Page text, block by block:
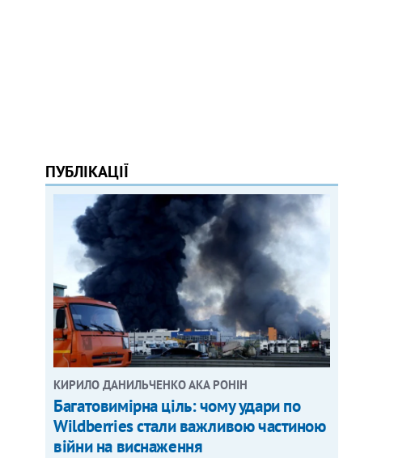
ПУБЛІКАЦІЇ
КИРИЛО ДАНИЛЬЧЕНКО АКА РОНІН
Багатовимірна ціль: чому удари по
Wildberries стали важливою частиною
війни на виснаження